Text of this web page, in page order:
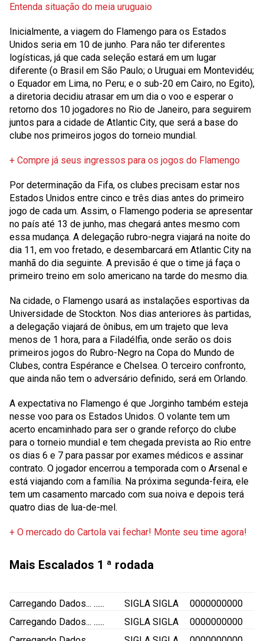
Entenda situação do meia uruguaio
Inicialmente, a viagem do Flamengo para os Estados
Unidos seria em 10 de junho. Para não ter diferentes
logísticas, já que cada seleção estará em um lugar
diferente (o Brasil em São Paulo; o Uruguai em Montevidéu;
o Equador em Lima, no Peru; e o sub-20 em Cairo, no Egito),
a diretoria decidiu atrasar em um dia o voo e esperar o
retorno dos 10 jogadores no Rio de Janeiro, para seguirem
juntos para a cidade de Atlantic City, que será a base do
clube nos primeiros jogos do torneio mundial.
+ Compre já seus ingressos para os jogos do Flamengo
Por determinação da Fifa, os clubes precisam estar nos
Estados Unidos entre cinco e três dias antes do primeiro
jogo de cada um. Assim, o Flamengo poderia se apresentar
no país até 13 de junho, mas chegará antes mesmo com
essa mudança. A delegação rubro-negra viajará na noite do
dia 11, em voo fretado, e desembarcará em Atlantic City na
manhã do dia seguinte. A previsão é que o time já faça o
primeiro treino em solo americano na tarde do mesmo dia.
Na cidade, o Flamengo usará as instalações esportivas da
Universidade de Stockton. Nos dias anteriores às partidas,
a delegação viajará de ônibus, em um trajeto que leva
menos de 1 hora, para a Filadélfia, onde serão os dois
primeiros jogos do Rubro-Negro na Copa do Mundo de
Clubes, contra Espérance e Chelsea. O terceiro confronto,
que ainda não tem o adversário definido, será em Orlando.
A expectativa no Flamengo é que Jorginho também esteja
nesse voo para os Estados Unidos. O volante tem um
acerto encaminhado para ser o grande reforço do clube
para o torneio mundial e tem chegada prevista ao Rio entre
os dias 6 e 7 para passar por exames médicos e assinar
contrato. O jogador encerrou a temporada com o Arsenal e
está viajando com a família. Na próxima segunda-feira, ele
tem um casamento marcado com sua noiva e depois terá
quatro dias de lua-de-mel.
+ O mercado do Cartola vai fechar! Monte seu time agora!
Mais Escalados 1 ª rodada
Carregando Dados... ...... SIGLA SIGLA
0000000000
Carregando Dados... ...... SIGLA SIGLA
0000000000